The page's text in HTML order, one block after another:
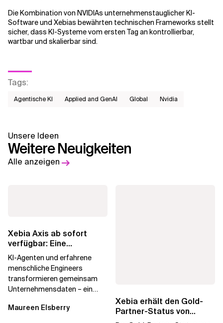
Die Kombination von NVIDIAs unternehmenstauglicher KI-
Software und Xebias bewährten technischen Frameworks stellt
sicher, dass KI-Systeme vom ersten Tag an kontrollierbar,
wartbar und skalierbar sind.
Tags:
Agentische KI Applied and GenAI Global Nvidia
Unsere Ideen
Weitere Neuigkeiten
Alle anzeigen
Xebia Axis ab sofort
verfügbar: Eine
agentische Data
Foundation, die...
KI-Agenten und erfahrene
menschliche Engineers
transformieren gemeinsam
Unternehmensdaten – ein
dem Weg zum Agentic...
Maureen Elsberry
Xebia erhält den Gold-
Partner-Status von